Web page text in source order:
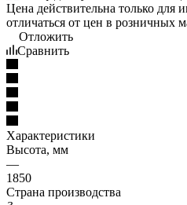
Цена действительна только для
отличаться от цен в розничных
Отложить
Сравнить
Характеристики
Высота, мм
—
1850
Страна производства